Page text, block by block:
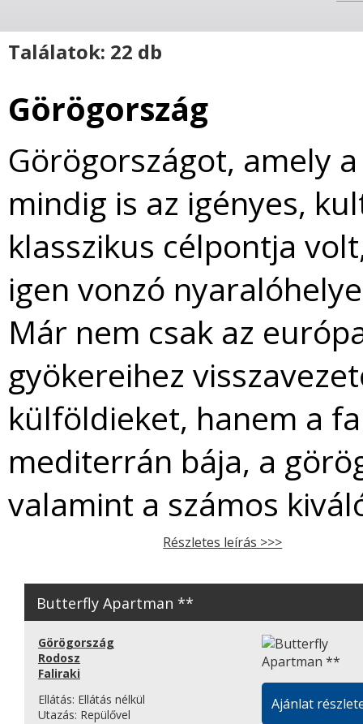
Találatok: 22 db
Görögország
Görögországot, amely
mindig is az igényes,
klasszikus célpontja
igen vonzó
Már nem csak az
gyökereihez
külföldieket, hanem a
mediterrán bája, a
valamint a számos
Részletes leírás >>>
Butterfly Apartman **
Görögország
Rodosz
Faliraki
Ellátás: Ellátás nélkül
Utazás: Repülővel
Ajánlat